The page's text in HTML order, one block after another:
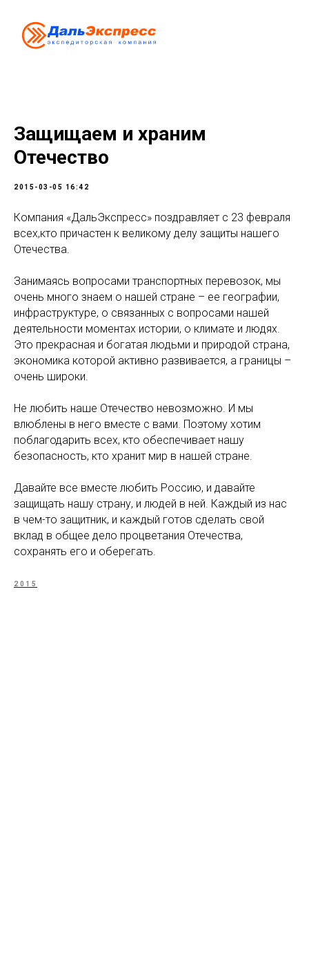
Защищаем и храним
Отечество
2015-03-05 16:42
Компания «ДальЭкспресс» поздравляет с 23 февраля
всех,кто причастен к великому делу защиты нашего
Отечества.
Занимаясь вопросами транспортных перевозок, мы
очень много знаем о нашей стране – ее географии,
инфраструктуре, о связанных с вопросами нашей
деятельности моментах истории, о климате и людях.
Это прекрасная и богатая людьми и природой страна,
экономика которой активно развивается, а границы –
очень широки.
Не любить наше Отечество невозможно. И мы
влюблены в него вместе с вами. Поэтому хотим
поблагодарить всех, кто обеспечивает нашу
безопасность, кто хранит мир в нашей стране.
Давайте все вместе любить Россию, и давайте
защищать нашу страну, и людей в ней. Каждый из нас
в чем-то защитник, и каждый готов сделать свой
вклад в общее дело процветания Отечества,
сохранять его и оберегать.
2015